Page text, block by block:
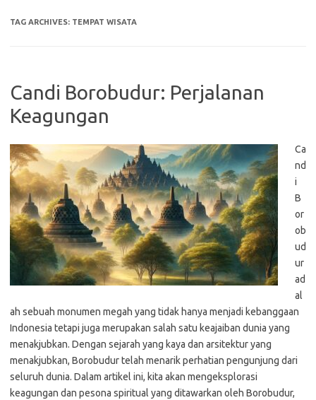
TAG ARCHIVES: TEMPAT WISATA
Candi Borobudur: Perjalanan
Keagungan
Ca
nd
i
B
or
ob
ud
ur
ad
al
ah sebuah monumen megah yang tidak hanya menjadi kebanggaan
Indonesia tetapi juga merupakan salah satu keajaiban dunia yang
menakjubkan. Dengan sejarah yang kaya dan arsitektur yang
menakjubkan, Borobudur telah menarik perhatian pengunjung dari
seluruh dunia. Dalam artikel ini, kita akan mengeksplorasi
keagungan dan pesona spiritual yang ditawarkan oleh Borobudur,